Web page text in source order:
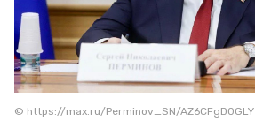
© https://max.ru/Perminov_SN/AZ6CFgD0GLY